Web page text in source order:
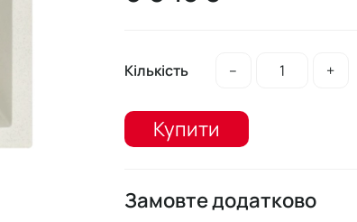
Кількість – +
Купити
Замовте додатково